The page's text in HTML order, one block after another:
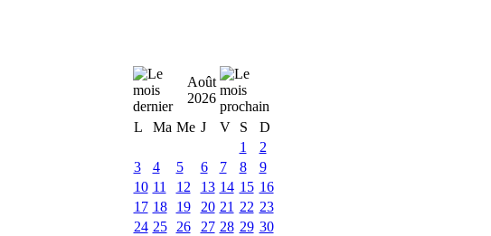
Août
2026
L
Ma Me J V S
D
1
2
3
4 5 6 7 8
9
10 11 12 13 14 15 16
17 18 19 20 21 22 23
24 25 26 27 28 29 30